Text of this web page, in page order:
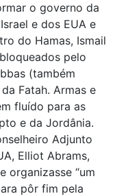
o governo da
e dos EUA e
do Hamas, Ismail
pelo
(também
Fatah. Armas e
fluído para as
e da Jordânia.
Adjunto
Elliot Abrams,
organizasse “um
pôr fim pela